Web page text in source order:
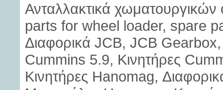
Ανταλλακτικά
parts for wheel loader, spare
Διαφορικά JCB, JCB
Cummins 5.9, Κινητήρες
Κινητήρες Hanomag,